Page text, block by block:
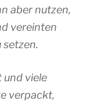
aber nutzen,
vereinten
setzen.
und viele
verpackt,